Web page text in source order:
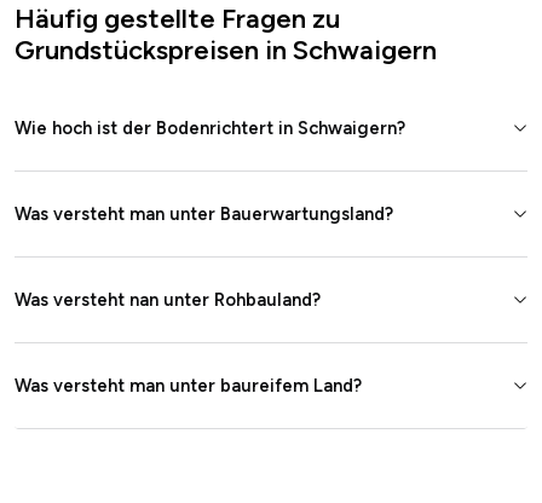
Häufig gestellte Fragen zu
Grundstückspreisen in Schwaigern
Wie hoch ist der Bodenrichtert in Schwaigern?
Was versteht man unter Bauerwartungsland?
Was versteht nan unter Rohbauland?
Was versteht man unter baureifem Land?